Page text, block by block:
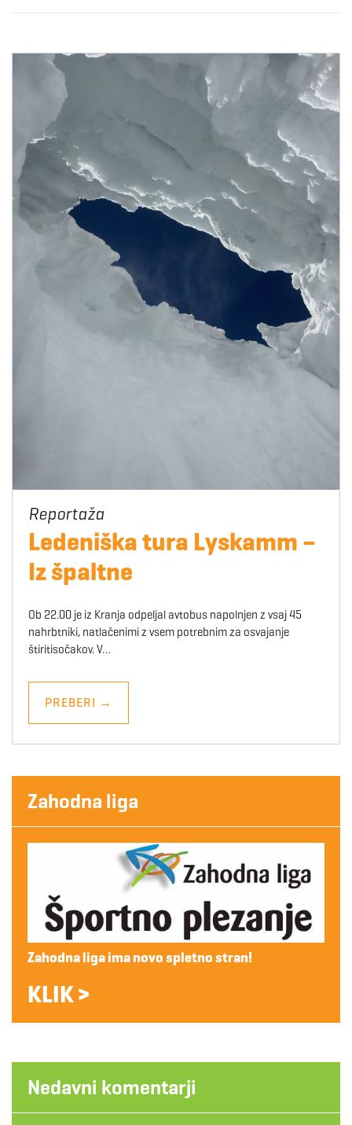
r
Ledeniška tura Lyskamm –
Iz špaltne
Ob 22.00 je iz Kranja odpeljal avtobus napolnjen z vsaj 45
nahrbtniki, natlačenimi z vsem potrebnim za osvajanje
štiritisočakov. V…
PREBERI →
Zahodna liga
Zahodna liga ima novo spletno stran!
KLIK >
Nedavni komentarji